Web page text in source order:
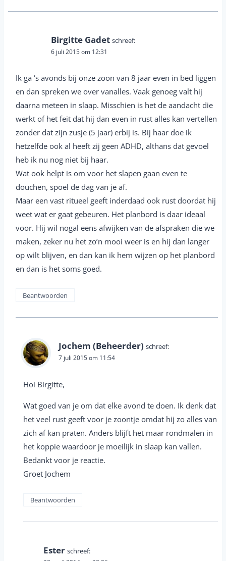
Birgitte Gadet schreef:
6 juli 2015 om 12:31
Ik ga ‘s avonds bij onze zoon van 8 jaar even in bed liggen
en dan spreken we over vanalles. Vaak genoeg valt hij
daarna meteen in slaap. Misschien is het de aandacht die
werkt of het feit dat hij dan even in rust alles kan vertellen
zonder dat zijn zusje (5 jaar) erbij is. Bij haar doe ik
hetzelfde ook al heeft zij geen ADHD, althans dat gevoel
heb ik nu nog niet bij haar.
Wat ook helpt is om voor het slapen gaan even te
douchen, spoel de dag van je af.
Maar een vast ritueel geeft inderdaad ook rust doordat hij
weet wat er gaat gebeuren. Het planbord is daar ideaal
voor. Hij wil nogal eens afwijken van de afspraken die we
maken, zeker nu het zo’n mooi weer is en hij dan langer
op wilt blijven, en dan kan ik hem wijzen op het planbord
en dan is het soms goed.
Beantwoorden
Jochem (Beheerder) schreef:
7 juli 2015 om 11:54
Hoi Birgitte,
Wat goed van je om dat elke avond te doen. Ik denk dat
het veel rust geeft voor je zoontje omdat hij zo alles van
zich af kan praten. Anders blijft het maar rondmalen in
het koppie waardoor je moeilijk in slaap kan vallen.
Bedankt voor je reactie.
Groet Jochem
Beantwoorden
Ester schreef: